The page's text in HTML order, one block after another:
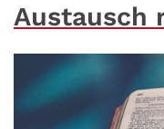
Austausch